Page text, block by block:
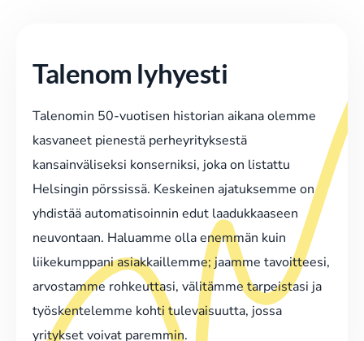
Talenom lyhyesti
Talenomin 50-vuotisen historian aikana olemme
kasvaneet pienestä perheyrityksestä
kansainväliseksi konserniksi, joka on listattu
Helsingin pörssissä. Keskeinen ajatuksemme on
yhdistää automatisoinnin edut laadukkaaseen
neuvontaan. Haluamme olla enemmän kuin
liikekumppani asiakkaillemme; jaamme tavoitteesi,
arvostamme rohkeuttasi, välitämme tarpeistasi ja
työskentelemme kohti tulevaisuutta, jossa
yritykset voivat paremmin.